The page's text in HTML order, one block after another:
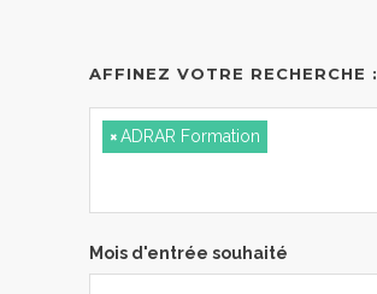
AFFINEZ VOTRE RECHERCHE :
×ADRAR Formation
Mois d'entrée souhaité